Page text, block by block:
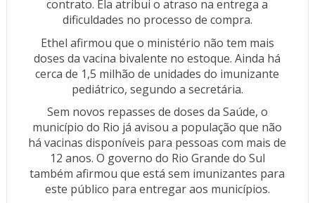
contrato. Ela atribui o atraso na entrega a
dificuldades no processo de compra.
Ethel afirmou que o ministério não tem mais
doses da vacina bivalente no estoque. Ainda há
cerca de 1,5 milhão de unidades do imunizante
pediátrico, segundo a secretária.
Sem novos repasses de doses da Saúde, o
município do Rio já avisou a população que não
há vacinas disponíveis para pessoas com mais de
12 anos. O governo do Rio Grande do Sul
também afirmou que está sem imunizantes para
este público para entregar aos municípios.